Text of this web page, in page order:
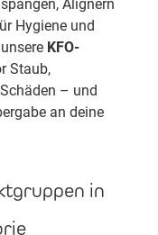
Alignern
Hygiene und
KFO-
Staub,
– und
an deine
in